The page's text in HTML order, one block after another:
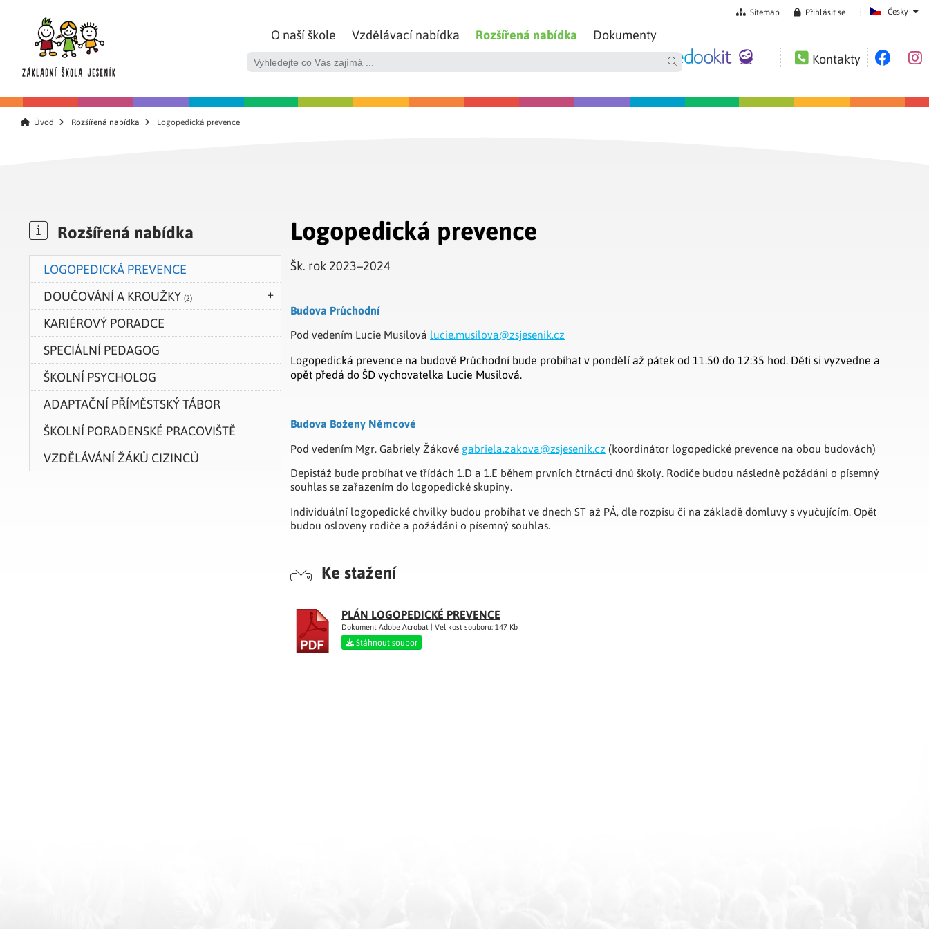
Česky
Sitemap Přihlásit se
Kontakty
O naší škole Vzdělávací nabídka Rozšířená nabídka Dokumenty
Úvod Rozšířená nabídka Logopedická prevence
Rozšířená nabídka
LOGOPEDICKÁ PREVENCE
DOUČOVÁNÍ A KROUŽKY (2)
KARIÉROVÝ PORADCE
SPECIÁLNÍ PEDAGOG
ŠKOLNÍ PSYCHOLOG
ADAPTAČNÍ PŘÍMĚSTSKÝ TÁBOR
ŠKOLNÍ PORADENSKÉ PRACOVIŠTĚ
VZDĚLÁVÁNÍ ŽÁKŮ CIZINCŮ
Logopedická prevence
Šk. rok 2023–2024
Budova Průchodní
Pod vedením Lucie Musilová lucie.musilova@zsjesenik.cz
Logopedická prevence na budově Průchodní bude probíhat v pondělí až pátek od 11.50 do 12:35 hod. Děti si vyzvedne a
opět předá do ŠD vychovatelka Lucie Musilová.
Budova Boženy Němcové
Pod vedením Mgr. Gabriely Žákové gabriela.zakova@zsjesenik.cz (koordinátor logopedické prevence na obou budovách)
Depistáž bude probíhat ve třídách 1.D a 1.E během prvních čtrnácti dnů školy. Rodiče budou následně požádáni o písemný
souhlas se zařazením do logopedické skupiny.
Individuální logopedické chvilky budou probíhat ve dnech ST až PÁ, dle rozpisu či na základě domluvy s vyučujícím. Opět
budou osloveny rodiče a požádáni o písemný souhlas.
Ke stažení
PLÁN LOGOPEDICKÉ PREVENCE
Dokument Adobe Acrobat | Velikost souboru: 147 Kb
Stáhnout soubor